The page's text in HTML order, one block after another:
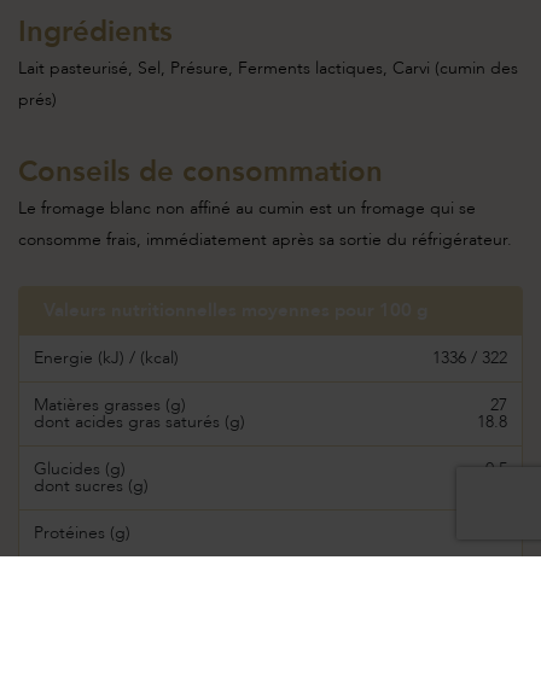
Ingrédients
Lait pasteurisé, Sel, Présure, Ferments lactiques, Carvi (cumin des
prés)
Conseils de consommation
Le fromage blanc non affiné au cumin est un fromage qui se
consomme frais, immédiatement après sa sortie du réfrigérateur.
Energie (kJ) / (kcal) 1336 / 322
Matières grasses (g)
dont acides gras saturés (g)
27
18.8
Glucides (g)
dont sucres (g)
0.5
Protéines (g)